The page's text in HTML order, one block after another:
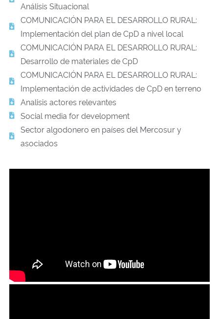
Análisis Situacional
COMUNICACIÓN PARA EL DESARROLLO RURAL:
Implementación del plan de CpD a nivel local
COMUNICACIÓN PARA EL DESARROLLO RURAL:
Desarrollo de materiales de CpD
COMUNICACIÓN PARA EL DESARROLLO RURAL:
Implementación de actividades de CpD en terreno
Analisis actores relevantes
Social media for development
Sector algodonero en países del Mercosur y
asociados